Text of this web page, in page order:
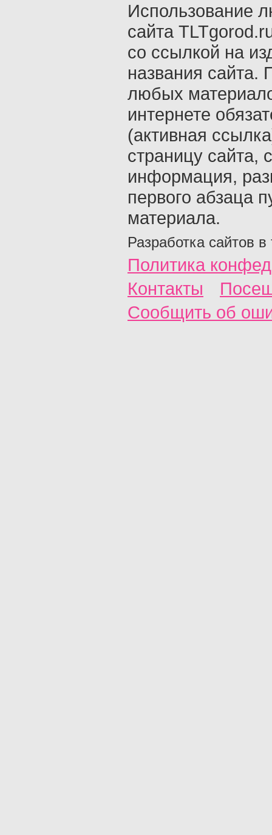
Использование
сайта
со ссылкой на
названия сайта.
любых
интернете
(активная
страницу сайта,
информация,
первого абзаца
материала.
Разработка сайтов в
Политика
Контакты
Сообщить об